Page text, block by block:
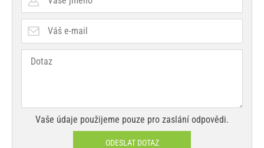
Vaše údaje použijeme pouze pro zaslání odpovědi.
ODESLAT DOTAZ